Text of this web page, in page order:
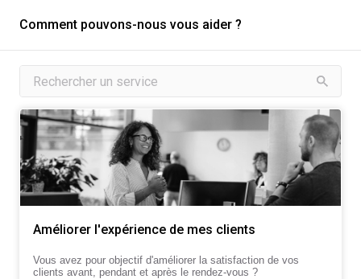
Comment pouvons-nous vous aider ?
Améliorer l'expérience de mes clients
Vous avez pour objectif d'améliorer la satisfaction de vos
clients avant, pendant et après le rendez-vous ?